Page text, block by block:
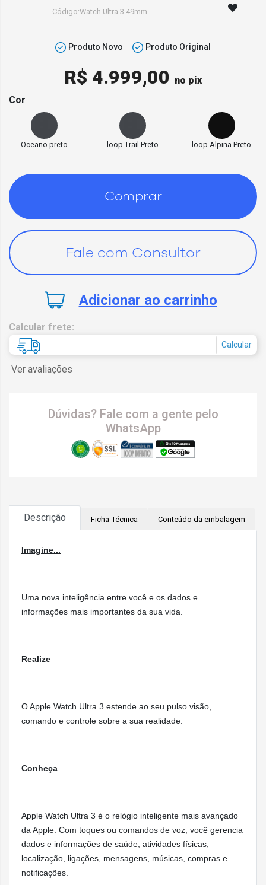
Código:Watch Ultra 3 49mm
Produto Novo Produto Original
R$ 4.999,00 no pix
Cor
Oceano preto loop Trail Preto loop Alpina Preto
Comprar
Fale com Consultor
Adicionar ao carrinho
Calcular frete:
Calcular
Ver avaliações
Dúvidas? Fale com a gente pelo
WhatsApp
Descrição Ficha-Técnica Conteúdo da embalagem
Imagine...
Uma nova inteligência entre você e os dados e
informações mais importantes da sua vida.
Realize
O Apple Watch Ultra 3 estende ao seu pulso visão,
comando e controle sobre a sua realidade.
Conheça
Apple Watch Ultra 3 é o relógio inteligente mais avançado
da Apple. Com toques ou comandos de voz, você gerencia
dados e informações de saúde, atividades físicas,
localização, ligações, mensagens, músicas, compras e
notificações.
Espessura: 12 mm
Peso (preto): 61,8 gramas
Controles Botão lateral
Gestos de toque duplo e rotação do pulso